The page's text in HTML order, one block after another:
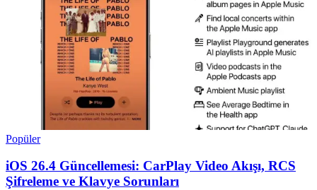
Popüler
iOS 26.4 Güncellemesi: CarPlay Video Akışı, RCS
Şifreleme ve Klavye Sorunları